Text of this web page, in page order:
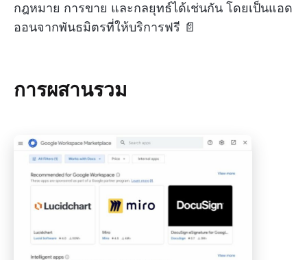
กฎหมาย การขาย และกลยุทธ์ได้เช่นกัน โดยเป็นแอด
ออนจากพันธมิตรที่ให้บริการฟรี 📄
การผสานรวม